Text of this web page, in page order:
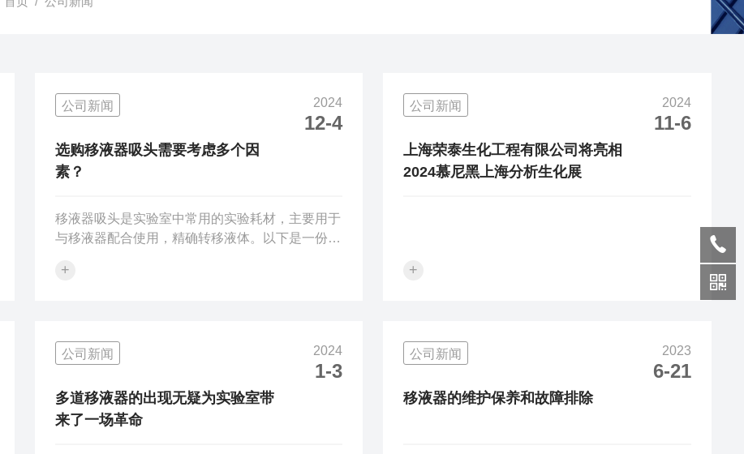
公司新闻 2024
12-4
选购移液器吸头需要考虑多个因
素？
移液器吸头是实验室中常用的实验耗材，主要用于
与移液器配合使用，精确转移液体。以下是一份移
匹配：不同型号的移液器具有不同的适配器，因此
能需要特定尺寸的吸头，选择时应确保吸头与移液
器品牌及型号兼容。2.考虑材质与耐用性：常见材
质：移液器吸头的常见材质包括聚丙烯（PP）、
聚氟乙烯（PFA）和聚四氟乙烯（PT...
+
公司新闻 2024
11-6
上海荣泰生化工程有限公司将亮相
2024慕尼黑上海分析生化展
+
公司新闻 2024
1-3
多道移液器的出现无疑为实验室带
来了一场革命
公司新闻 2023
6-21
移液器的维护保养和故障排除